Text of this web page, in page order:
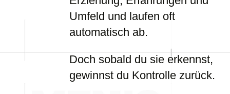
Umfeld und laufen oft
automatisch ab.
Doch sobald du sie erkennst,
gewinnst du Kontrolle zurück.